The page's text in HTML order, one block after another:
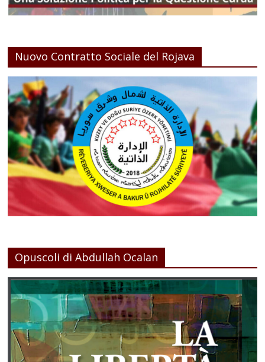
Nuovo Contratto Sociale del Rojava
Opuscoli di Abdullah Ocalan